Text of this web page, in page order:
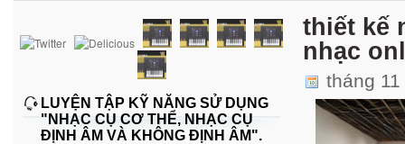
LUYỆN TẬP KỸ NĂNG SỬ DỤNG
"NHẠC CỤ CƠ THỂ, NHẠC CỤ
ĐỊNH ÂM VÀ KHÔNG ĐỊNH ÂM".
thiết kế
nhạc
tháng